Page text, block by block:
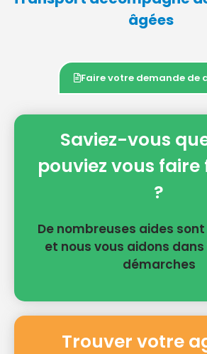
âgées
Faire votre demande de
Saviez-vous
pouviez vous
?
De nombreuses aides
et nous vous aidons
démarches
Trouver votre